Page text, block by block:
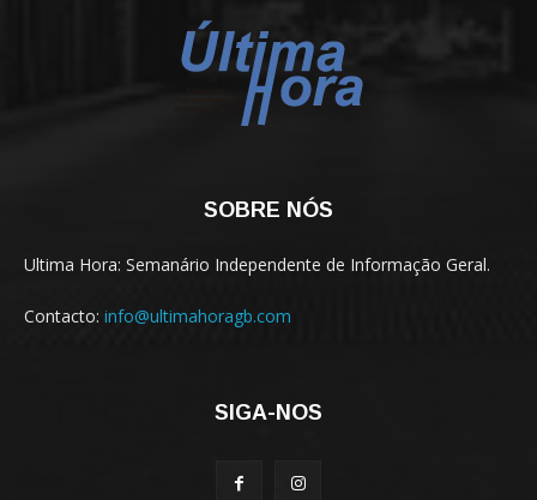
SOBRE NÓS
Ultima Hora: Semanário Independente de Informação Geral.
Contacto: info@ultimahoragb.com
SIGA-NOS